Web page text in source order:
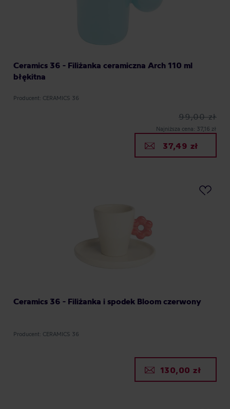
Ceramics 36 - Filiżanka ceramiczna Arch 110 ml
błękitna
Producent: CERAMICS 36
99,00 zł
Najniższa cena: 37,16 zł
37,49 zł
Ceramics 36 - Filiżanka i spodek Bloom czerwony
Producent: CERAMICS 36
130,00 zł